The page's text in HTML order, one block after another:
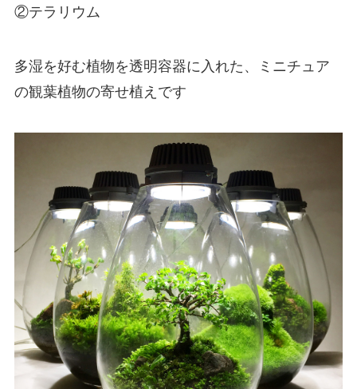
②テラリウム
多湿を好む植物を透明容器に入れた、ミニチュア
の観葉植物の寄せ植えです